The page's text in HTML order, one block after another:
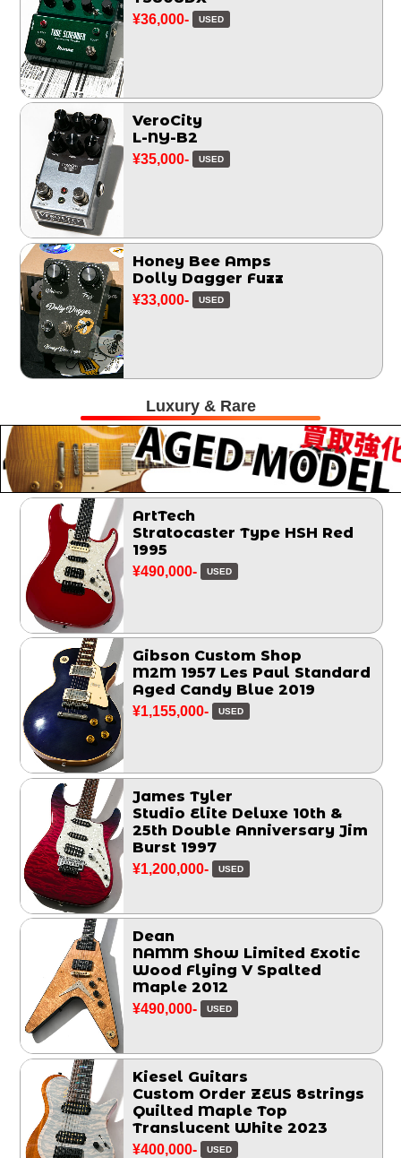
¥36,000- USED
VeroCity
L-NY-B2
¥35,000- USED
Honey Bee Amps
Dolly Dagger Fuzz
¥33,000- USED
Luxury & Rare
ArtTech
Stratocaster Type HSH Red
1995
¥490,000- USED
Gibson Custom Shop
M2M 1957 Les Paul Standard
Aged Candy Blue 2019
¥1,155,000- USED
James Tyler
Studio Elite Deluxe 10th &
25th Double Anniversary Jim
Burst 1997
¥1,200,000- USED
Dean
NAMM Show Limited Exotic
Wood Flying V Spalted
Maple 2012
¥490,000- USED
Kiesel Guitars
Custom Order ZEUS 8strings
Quilted Maple Top
Translucent White 2023
¥400,000- USED